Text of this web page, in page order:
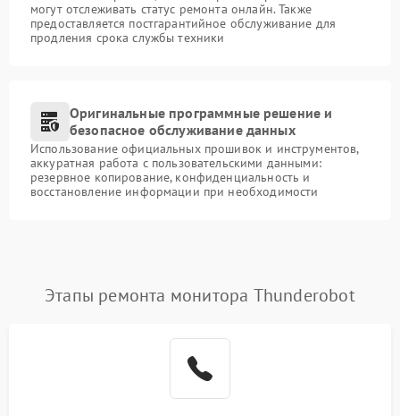
могут отслеживать статус ремонта онлайн. Также
предоставляется постгарантийное обслуживание для
продления срока службы техники
Оригинальные программные решение и
безопасное обслуживание данных
Использование официальных прошивок и инструментов,
аккуратная работа с пользовательскими данными:
резервное копирование, конфиденциальность и
восстановление информации при необходимости
Этапы ремонта монитора Thunderobot